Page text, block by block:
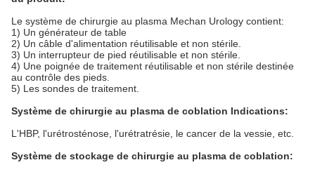
Le système de chirurgie au plasma Mechan Urology contient:
1) Un générateur de table
2) Un câble d'alimentation réutilisable et non stérile.
3) Un interrupteur de pied réutilisable et non stérile.
4) Une poignée de traitement réutilisable et non stérile destinée
au contrôle des pieds.
5) Les sondes de traitement.
Système de chirurgie au plasma de coblation Indications:
L'HBP, l'urétrosténose, l'urétratrésie, le cancer de la vessie, etc.
Système de stockage de chirurgie au plasma de coblation: